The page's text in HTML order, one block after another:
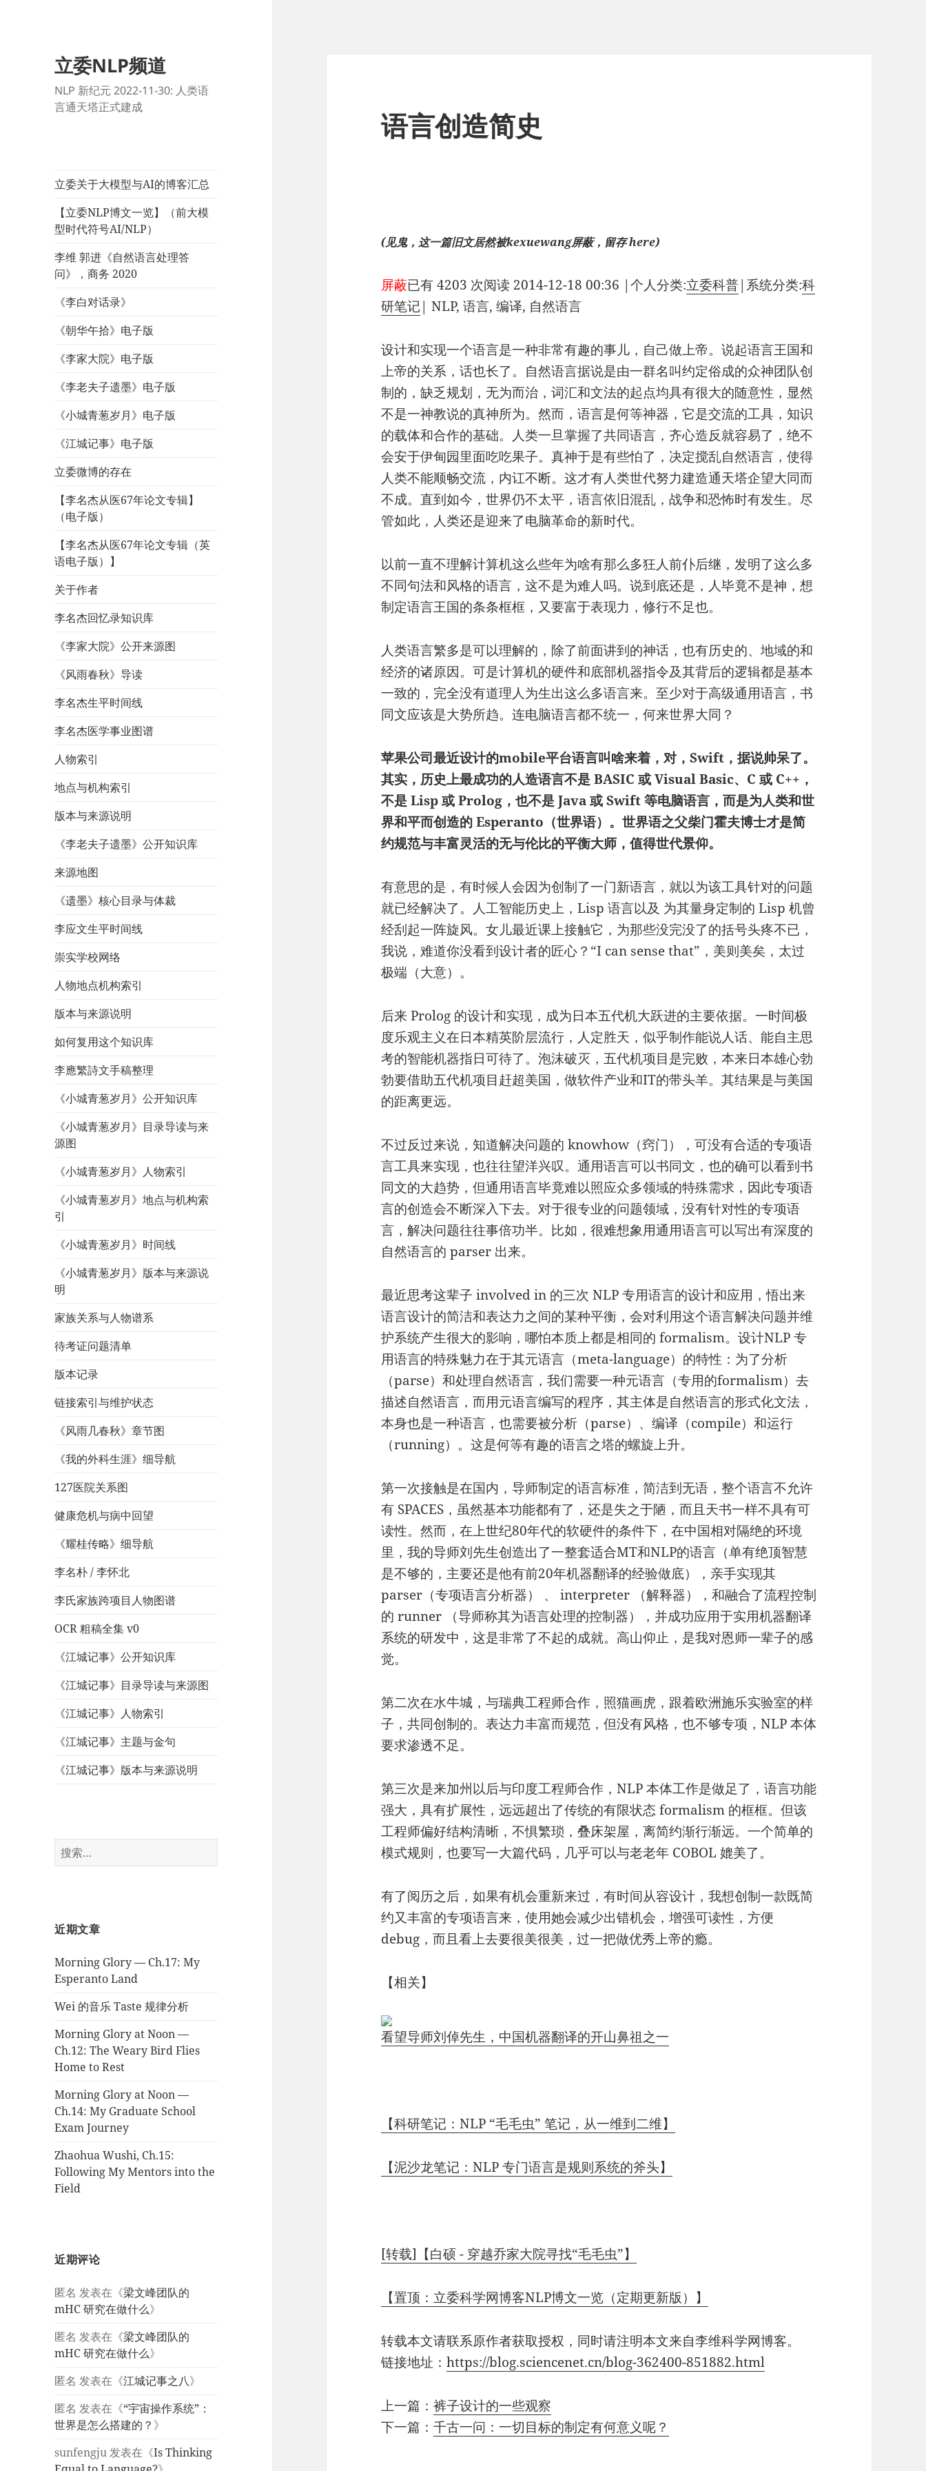
立委NLP频道
NLP 新纪元 2022-11-30: 人类语
言通天塔正式建成
立委关于大模型与AI的博客汇总
【立委NLP博文一览】（前大模
型时代符号AI/NLP）
李维 郭进《自然语言处理答
问》，商务 2020
《李白对话录》
《朝华午拾》电子版
《李家大院》电子版
《李老夫子遗墨》电子版
《小城青葱岁月》电子版
《江城记事》电子版
立委微博的存在
【李名杰从医67年论文专辑】
（电子版）
【李名杰从医67年论文专辑（英
语电子版）】
关于作者
李名杰回忆录知识库
《李家大院》公开来源图
《风雨春秋》导读
李名杰生平时间线
李名杰医学事业图谱
人物索引
地点与机构索引
版本与来源说明
《李老夫子遗墨》公开知识库
来源地图
《遗墨》核心目录与体裁
李应文生平时间线
崇实学校网络
人物地点机构索引
版本与来源说明
如何复用这个知识库
李應繁詩文手稿整理
《小城青葱岁月》公开知识库
《小城青葱岁月》目录导读与来
源图
《小城青葱岁月》人物索引
《小城青葱岁月》地点与机构索
引
《小城青葱岁月》时间线
《小城青葱岁月》版本与来源说
明
家族关系与人物谱系
待考证问题清单
版本记录
链接索引与维护状态
《风雨几春秋》章节图
《我的外科生涯》细导航
127医院关系图
健康危机与病中回望
《耀桂传略》细导航
李名朴 / 李怀北
李氏家族跨项目人物图谱
OCR 粗稿全集 v0
《江城记事》公开知识库
《江城记事》目录导读与来源图
《江城记事》人物索引
《江城记事》主题与金句
《江城记事》版本与来源说明
搜
索：
近期文章
Morning Glory — Ch.17: My
Esperanto Land
Wei 的音乐 Taste 规律分析
Morning Glory at Noon —
Ch.12: The Weary Bird Flies
Home to Rest
Morning Glory at Noon —
Ch.14: My Graduate School
Exam Journey
Zhaohua Wushi, Ch.15:
Following My Mentors into the
Field
近期评论
匿名 发表在《梁文峰团队的
mHC 研究在做什么》
匿名 发表在《梁文峰团队的
mHC 研究在做什么》
匿名 发表在《江城记事之八》
匿名 发表在《“宇宙操作系统”：
世界是怎么搭建的？ 》
sunfengju发表在《Is Thinking
语言创造简史
(见鬼，这一篇旧文居然被kexuewang屏蔽，留存 here)
屏蔽已有 4203 次阅读 2014-12-18 00:36 |个人分类:立委科普| 系统分类:科
研笔记| NLP, 语言, 编译, 自然语言
设计和实现一个语言是一种非常有趣的事儿，自己做上帝。说起语言王国和
上帝的关系，话也长了。自然语言据说是由一群名叫约定俗成的众神团队创
制的，缺乏规划，无为而治，词汇和文法的起点均具有很大的随意性，显然
不是一神教说的真神所为。然而，语言是何等神器，它是交流的工具，知识
的载体和合作的基础。人类一旦掌握了共同语言，齐心造反就容易了，绝不
会安于伊甸园里面吃吃果子。真神于是有些怕了，决定搅乱自然语言，使得
人类不能顺畅交流，内讧不断。这才有人类世代努力建造通天塔企望大同而
不成。直到如今，世界仍不太平，语言依旧混乱，战争和恐怖时有发生。尽
管如此，人类还是迎来了电脑革命的新时代。
以前一直不理解计算机这么些年为啥有那么多狂人前仆后继，发明了这么多
不同句法和风格的语言，这不是为难人吗。说到底还是，人毕竟不是神，想
制定语言王国的条条框框，又要富于表现力，修行不足也。
人类语言繁多是可以理解的，除了前面讲到的神话，也有历史的、地域的和
经济的诸原因。可是计算机的硬件和底部机器指令及其背后的逻辑都是基本
一致的，完全没有道理人为生出这么多语言来。至少对于高级通用语言，书
同文应该是大势所趋。连电脑语言都不统一，何来世界大同？
苹果公司最近设计的mobile平台语言叫啥来着，对，Swift，据说帅呆了。
其实，历史上最成功的人造语言不是 BASIC 或 Visual Basic、C 或 C++，
不是 Lisp 或 Prolog，也不是 Java 或 Swift 等电脑语言，而是为人类和世
界和平而创造的 Esperanto（世界语）。世界语之父柴门霍夫博士才是简
约规范与丰富灵活的无与伦比的平衡大师，值得世代景仰。
有意思的是，有时候人会因为创制了一门新语言，就以为该工具针对的问题
就已经解决了。人工智能历史上，Lisp 语言以及 为其量身定制的 Lisp 机曾
经刮起一阵旋风。女儿最近课上接触它，为那些没完没了的括号头疼不已，
我说，难道你没看到设计者的匠心？“I can sense that”，美则美矣，太过
极端（大意）。
后来 Prolog 的设计和实现，成为日本五代机大跃进的主要依据。一时间极
度乐观主义在日本精英阶层流行，人定胜天，似乎制作能说人话、能自主思
考的智能机器指日可待了。泡沫破灭，五代机项目是完败，本来日本雄心勃
勃要借助五代机项目赶超美国，做软件产业和IT的带头羊。其结果是与美国
的距离更远。
不过反过来说，知道解决问题的 knowhow（窍门），可没有合适的专项语
言工具来实现，也往往望洋兴叹。通用语言可以书同文，也的确可以看到书
同文的大趋势，但通用语言毕竟难以照应众多领域的特殊需求，因此专项语
言的创造会不断深入下去。对于很专业的问题领域，没有针对性的专项语
言，解决问题往往事倍功半。比如，很难想象用通用语言可以写出有深度的
自然语言的 parser 出来。
最近思考这辈子 involved in 的三次 NLP 专用语言的设计和应用，悟出来
语言设计的简洁和表达力之间的某种平衡，会对利用这个语言解决问题并维
护系统产生很大的影响，哪怕本质上都是相同的 formalism。设计NLP 专
用语言的特殊魅力在于其元语言（meta-language）的特性：为了分析
（parse）和处理自然语言，我们需要一种元语言（专用的formalism）去
描述自然语言，而用元语言编写的程序，其主体是自然语言的形式化文法，
本身也是一种语言，也需要被分析（parse）、编译（compile）和运行
（running）。这是何等有趣的语言之塔的螺旋上升。
第一次接触是在国内，导师制定的语言标准，简洁到无语，整个语言不允许
有 SPACES，虽然基本功能都有了，还是失之于陋，而且天书一样不具有可
读性。然而，在上世纪80年代的软硬件的条件下，在中国相对隔绝的环境
里，我的导师刘先生创造出了一整套适合MT和NLP的语言（单有绝顶智慧
是不够的，主要还是他有前20年机器翻译的经验做底），亲手实现其
parser（专项语言分析器） 、 interpreter （解释器），和融合了流程控制
的 runner （导师称其为语言处理的控制器），并成功应用于实用机器翻译
系统的研发中，这是非常了不起的成就。高山仰止，是我对恩师一辈子的感
觉。
第二次在水牛城，与瑞典工程师合作，照猫画虎，跟着欧洲施乐实验室的样
子，共同创制的。表达力丰富而规范，但没有风格，也不够专项，NLP 本体
要求渗透不足。
第三次是来加州以后与印度工程师合作，NLP 本体工作是做足了，语言功能
强大，具有扩展性，远远超出了传统的有限状态 formalism 的框框。但该
工程师偏好结构清晰，不惧繁琐，叠床架屋，离简约渐行渐远。一个简单的
模式规则，也要写一大篇代码，几乎可以与老老年 COBOL 媲美了。
有了阅历之后，如果有机会重新来过，有时间从容设计，我想创制一款既简
约又丰富的专项语言来，使用她会减少出错机会，增强可读性，方便
debug，而且看上去要很美很美，过一把做优秀上帝的瘾。
【相关】
看望导师刘倬先生，中国机器翻译的开山鼻祖之一
【科研笔记：NLP “毛毛虫” 笔记，从一维到二维】
【泥沙龙笔记：NLP 专门语言是规则系统的斧头】
[转载]【白硕 - 穿越乔家大院寻找“毛毛虫”】
【置顶：立委科学网博客NLP博文一览（定期更新版）】
转载本文请联系原作者获取授权，同时请注明本文来自李维科学网博客。
链接地址：https://blog.sciencenet.cn/blog-362400-851882.html
上一篇：裤子设计的一些观察
下一篇：千古一问：一切目标的制定有何意义呢？